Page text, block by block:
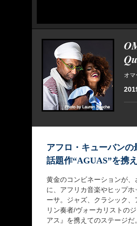
オマ
アフロ・キューバンの
話題作“AGUAS”を携
黄金のコンビネーションが
に、アフリカ音楽やヒップ
ーサ。ジャズ、クラシック
リン奏者/ヴォーカリストの
アス』を携えてのステージ